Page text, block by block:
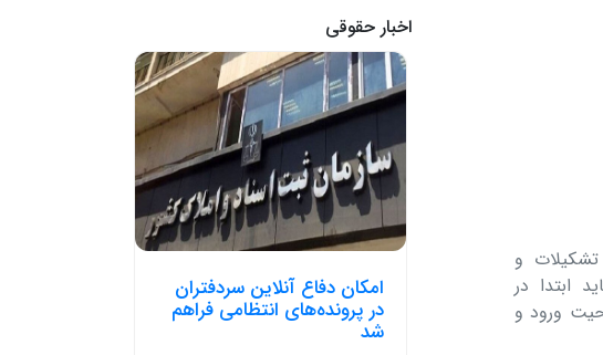
و
باید ابتدا در
ورود و
اخبار حقوقی
امکان دفاع آنلاین سردفتران
در پرونده‌های انتظامی فراهم
شد